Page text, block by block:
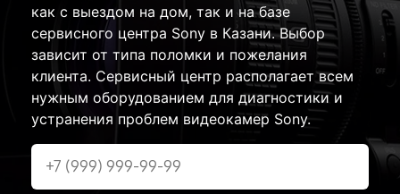
как с выездом на дом, так и на базе
сервисного центра Sony в Казани. Выбор
зависит от типа поломки и пожелания
клиента. Сервисный центр располагает всем
нужным оборудованием для диагностики и
устранения проблем видеокамер Sony.